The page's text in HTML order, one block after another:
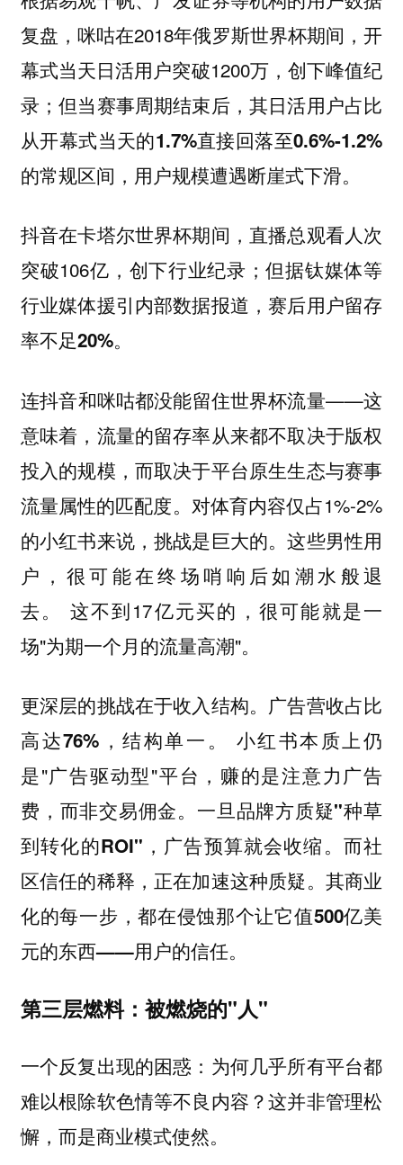
复盘，咪咕在2018年俄罗斯世界杯期间，开
幕式当天日活用户突破1200万，创下峰值纪
录；但当赛事周期结束后，其日活用户占比
从开幕式当天的1.7%直接回落至0.6%-1.2%
的常规区间 ，用户规模遭遇断崖式下滑。
抖音在卡塔尔世界杯期间，直播总观看人次
突破106亿，创下行业纪录；但据钛媒体等
行业媒体援引内部数据报道，赛后用户留存
率不足20%。
连抖音和咪咕都没能留住世界杯流量——这
意味着，流量的留存率从来都不取决于版权
投入的规模，而取决于平台原生生态与赛事
流量属性的匹配度。对体育内容仅占1%-2%
的小红书来说，挑战是巨大的。这些男性用
户，很可能在终场哨响后如潮水般退
去。
这不到17亿元买的，很可能就是一
场"为期一个月的流量高潮"。
更深层的挑战在于收入结构。 广告营收占比
高达76%，结构单一。
小红书本质上仍
是"广告驱动型"平台，赚的是注意力广告
费，而非交易佣金。 一旦品牌方质疑"种草
到转化的ROI"，广告预算就会收缩。而社
区信任的稀释，正在加速这种质疑。其商业
化的每一步，都在侵蚀那个让它值500亿美
元的东西——用户的信任。
第三层燃料：被燃烧的"人"
一个反复出现的困惑： 为何几乎所有平台都
难以根除软色情等不良内容？这并非管理松
懈，而是商业模式使然。